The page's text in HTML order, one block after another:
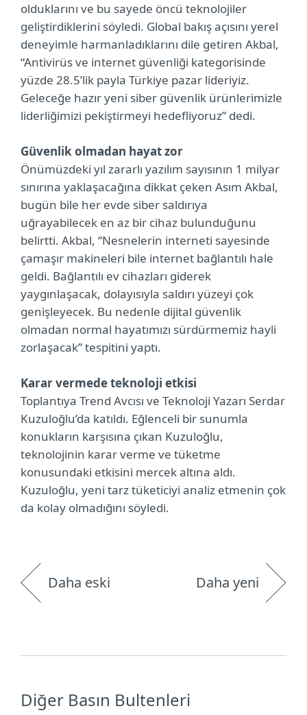
olduklarını ve bu sayede öncü teknolojiler
geliştirdiklerini söyledi. Global bakış açısını yerel
deneyimle harmanladıklarını dile getiren Akbal,
“Antivirüs ve internet güvenliği kategorisinde
yüzde 28.5’lik payla Türkiye pazar lideriyiz.
Geleceğe hazır yeni siber güvenlik ürünlerimizle
liderliğimizi pekiştirmeyi hedefliyoruz” dedi.
Güvenlik olmadan hayat zor
Önümüzdeki yıl zararlı yazılım sayısının 1 milyar
sınırına yaklaşacağına dikkat çeken Asım Akbal,
bugün bile her evde siber saldırıya
uğrayabilecek en az bir cihaz bulunduğunu
belirtti. Akbal, “Nesnelerin interneti sayesinde
çamaşır makineleri bile internet bağlantılı hale
geldi. Bağlantılı ev cihazları giderek
yaygınlaşacak, dolayısıyla saldırı yüzeyi çok
genişleyecek. Bu nedenle dijital güvenlik
olmadan normal hayatımızı sürdürmemiz hayli
zorlaşacak” tespitini yaptı.
Karar vermede teknoloji etkisi
Toplantıya Trend Avcısı ve Teknoloji Yazarı Serdar
Kuzuloğlu’da katıldı. Eğlenceli bir sunumla
konukların karşısına çıkan Kuzuloğlu,
teknolojinin karar verme ve tüketme
konusundaki etkisini mercek altına aldı.
Kuzuloğlu, yeni tarz tüketiciyi analiz etmenin çok
da kolay olmadığını söyledi.
Daha eski Daha yeni
Diğer Basın Bultenleri